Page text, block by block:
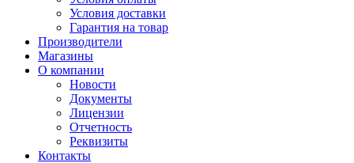
Условия доставки
Гарантия на товар
Производители
Магазины
О компании
Новости
Документы
Лицензии
Отчетность
Реквизиты
Контакты